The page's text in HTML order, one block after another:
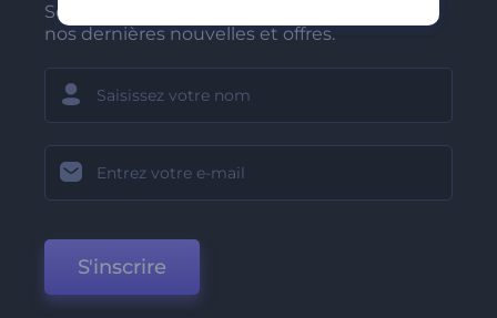
Soyez parmi les premiers à recevoir
nos dernières nouvelles et offres.
S'inscrire